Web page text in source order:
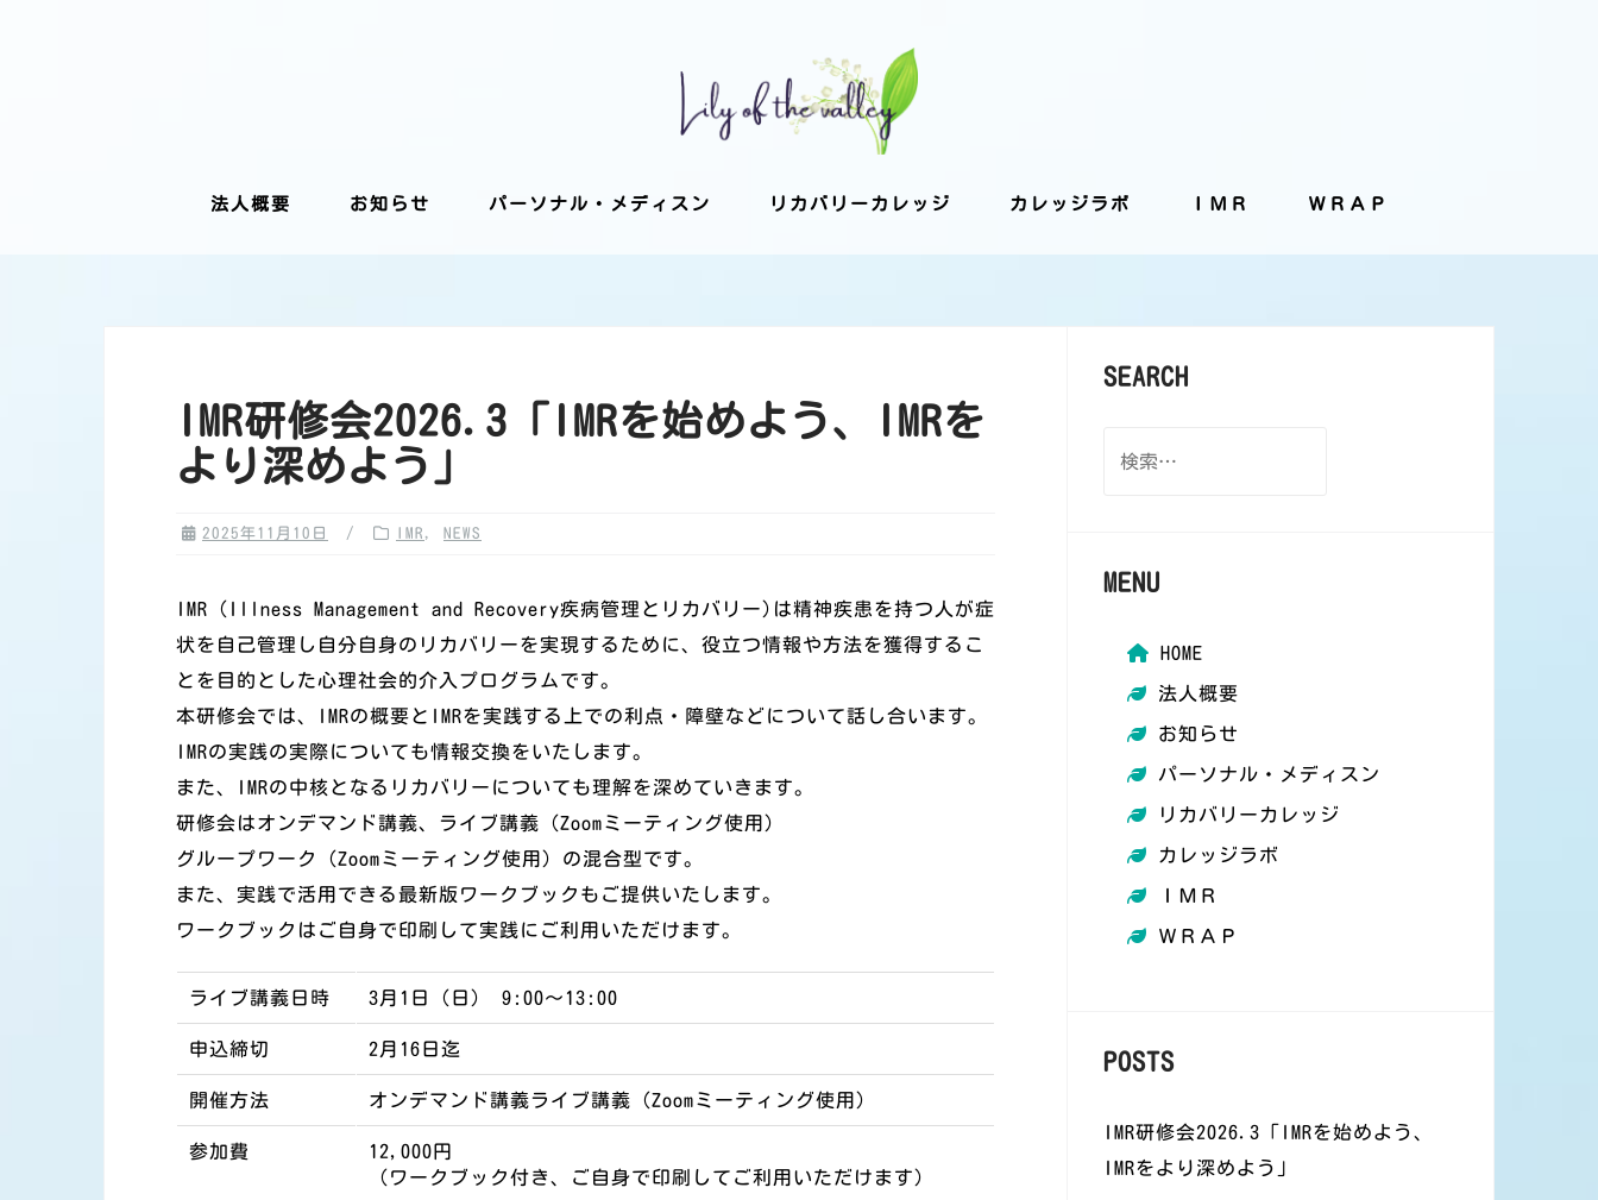
法人概要 お知らせ パーソナル・メディスン リカバリーカレッジ カレッジラボ ＩＭＲ ＷＲＡＰ
IMR研修会2026.3「IMRを始めよう、IMRを
より深めよう」
2025年11月10日 IMR , NEWS
IMR（Illness Management and Recovery疾病管理とリカバリー)は精神疾患を持つ人が症
状を自己管理し自分自身のリカバリーを実現するために、役立つ情報や方法を獲得するこ
とを目的とした心理社会的介入プログラムです。
本研修会では、IMRの概要とIMRを実践する上での利点・障壁などについて話し合います。
IMRの実践の実際についても情報交換をいたします。
また、IMRの中核となるリカバリーについても理解を深めていきます。
研修会はオンデマンド講義、ライブ講義（Zoomミーティング使用）
グループワーク（Zoomミーティング使用）の混合型です。
また、実践で活用できる最新版ワークブックもご提供いたします。
ワークブックはご自身で印刷して実践にご利用いただけます。
ライブ講義日時 3月1日（日） 9:00～13:00
申込締切 2月16日迄
開催方法 オンデマンド講義ライブ講義（Zoomミーティング使用）
参加費
12,000円
（ワークブック付き、ご自身で印刷してご利用いただけます）
SEARCH
MENU
HOME
法人概要
お知らせ
パーソナル・メディスン
​リカバリーカレッジ
カレッジラボ
ＩＭＲ
ＷＲＡＰ
POSTS
IMR研修会2026.3「IMRを始めよう、
IMRをより深めよう」